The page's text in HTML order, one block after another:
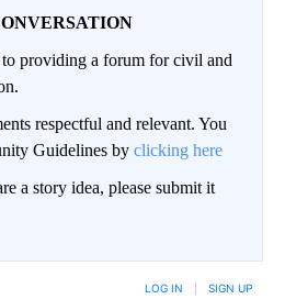
providing a forum for civil and
respectful and relevant. You
Guidelines by clicking here
a story idea, please submit it
LOG IN SIGN UP